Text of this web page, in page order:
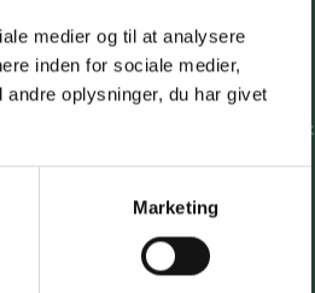
medier og til at analysere
inden for sociale medier,
oplysninger, du har givet
Marketing
kundeservice@uglecare.dk
(30 min. i Kbh)
via GLS, og DAO